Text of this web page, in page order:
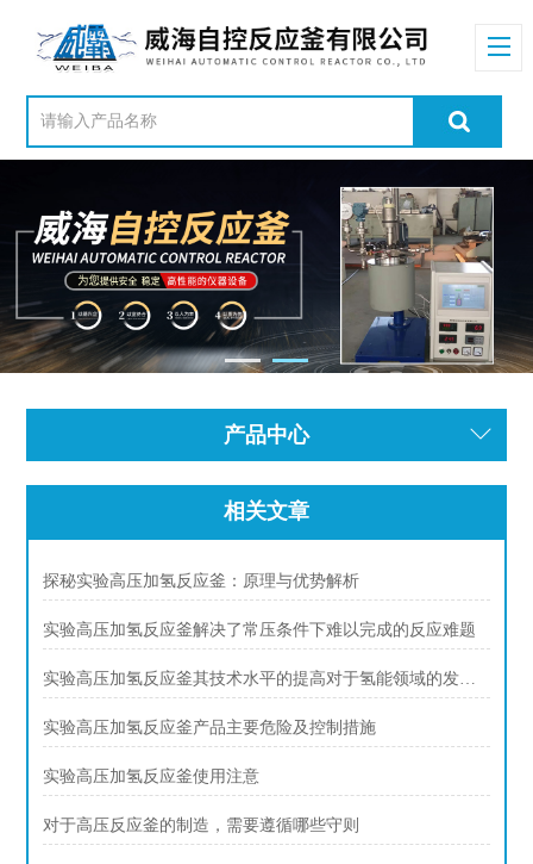
产品中心
相关文章
探秘实验高压加氢反应釜：原理与优势解析
实验高压加氢反应釜解决了常压条件下难以完成的反应难题
实验高压加氢反应釜其技术水平的提高对于氢能领域的发展具有重要意义
实验高压加氢反应釜产品主要危险及控制措施
实验高压加氢反应釜使用注意
对于高压反应釜的制造，需要遵循哪些守则